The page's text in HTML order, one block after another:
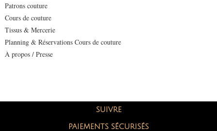
Patrons couture
Cours de couture
Tissus & Mercerie
Planning & Réservations Cours de couture
À propos / Presse
SUIVRE
PAIEMENTS SÉCURISÉS